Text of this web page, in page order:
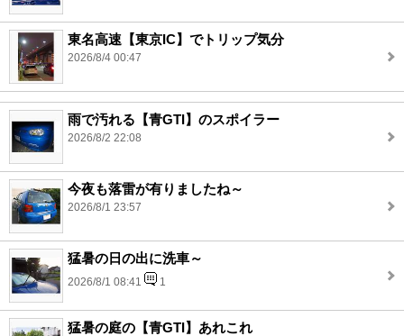
東名高速【東京IC】でトリップ気分
2026/8/4 00:47
雨で汚れる【青GTI】のスポイラー
2026/8/2 22:08
今夜も落雷が有りましたね～
2026/8/1 23:57
猛暑の日の出に洗車～
2026/8/1 08:41 1
猛暑の庭の【青GTI】あれこれ